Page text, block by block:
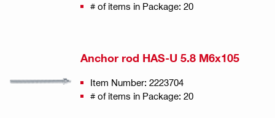
# of items in Package: 20
Anchor rod HAS-U 5.8 M6x105
Item Number: 2223704
# of items in Package: 20